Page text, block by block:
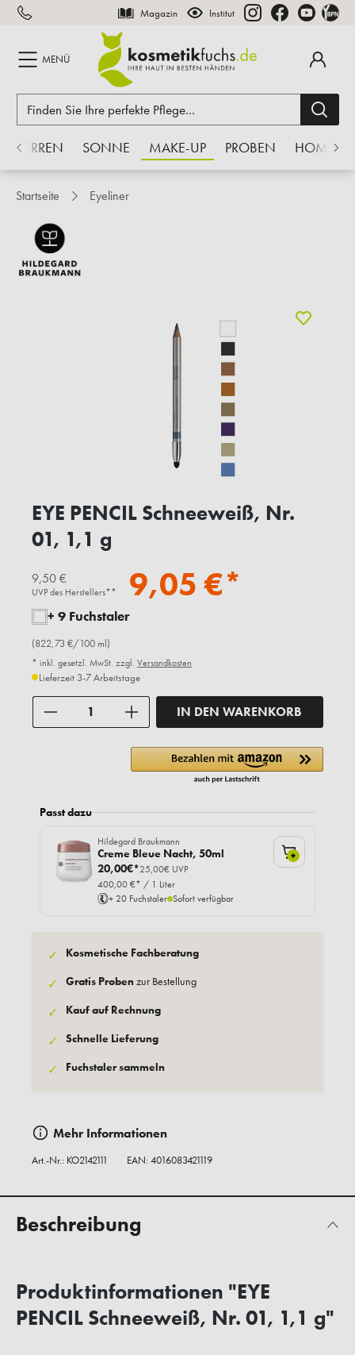
springen Magazin Institut
MENÜ
HERREN SONNE MAKE-UP PROBEN HOME
Startseite Eyeliner
EYE PENCIL Schneeweiß, Nr.
01, 1,1 g
9,50 €
UVP des Herstellers** 9,05 €*
+ 9 Fuchstaler
(822,73 €/100 ml)
* inkl. gesetzl. MwSt. zzgl. Versandkosten
Lieferzeit 3-7 Arbeitstage
IN DEN WARENKORB
Passt dazu
Hildegard Braukmann
Creme Bleue Nacht, 50ml
20,00€*25,00€ UVP
400,00 €* / 1 Liter
+ 20 Fuchstaler Sofort verfügbar
+
✓ Kosmetische Fachberatung
✓ Gratis Probenzur Bestellung
✓ Kauf auf Rechnung
✓ Schnelle Lieferung
✓ Fuchstaler sammeln
Mehr Informationen
Art.-Nr.: KO2142111 EAN: 4016083421119
Beschreibung
Produktinformationen "EYE
PENCIL Schneeweiß, Nr. 01, 1,1 g"